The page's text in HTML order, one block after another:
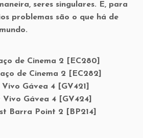
seres singulares. E, para
problemas são o que há de
de Cinema 2 [EC280]
de Cinema 2 [EC282]
Gávea 4 [GV421]
Gávea 4 [GV424]
Barra Point 2 [BP214]